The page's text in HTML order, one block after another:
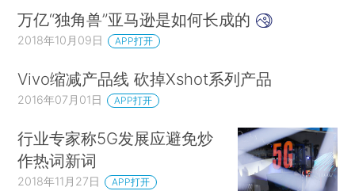
万亿“独角兽”亚马逊是如何长成的
2018年10月09日 APP打开
Vivo缩减产品线 砍掉Xshot系列产品
2016年07月01日 APP打开
行业专家称5G发展应避免炒
作热词新词
2018年11月27日 APP打开